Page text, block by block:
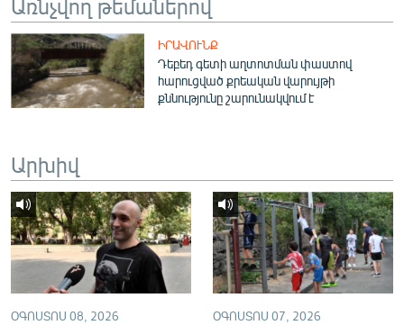
ՏԵՍԱՆՅՈՒԹԵՐ
ԲԱՆԱՎԵՃ
ՁԳՏԵԼՈՎ ԼԱՎԱԳՈՒՅՆԻՆ
Հայերեն
English
Русский
ՀԵՏԵՎԵՔ ՄԵԶ
Առնչվող թեմաներով
ԻՐԱՎՈՒՆՔ
Դեբեդ գետի աղտոտման փաստով
հարուցված քրեական վարույթի
քննությունը շարունակվում է
Արխիվ
ՕԳՈՍՏՈՍ 08, 2026 ՕԳՈՍՏՈՍ 07, 2026